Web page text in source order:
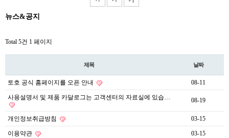
뉴스&공지
Total 5건 1 페이지
제목 날짜
토호 공식 홈페이지를 오픈 안내 08-11
사용설명서 및 제품 카달로그는 고객센터의 자료실에 있습… 08-19
개인정보취급방침 03-15
이용약관 03-15